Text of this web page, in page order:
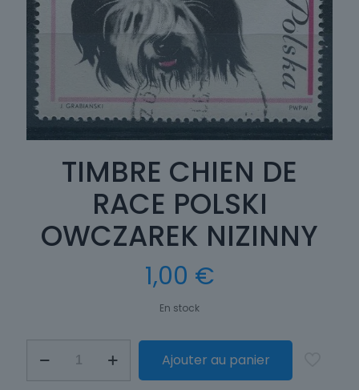
TIMBRE CHIEN DE
RACE POLSKI
OWCZAREK NIZINNY
1,00 €
En stock
Ajouter au panier